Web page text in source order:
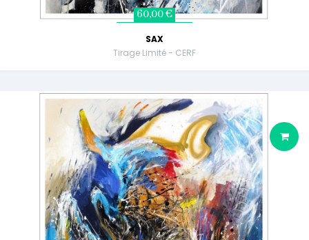
60,00 €
SAX
Tirage Limité - CERF